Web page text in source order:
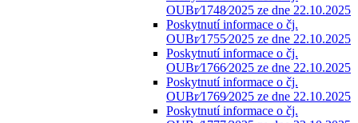
OUBr⁄1748⁄2025 ze dne 22.10.2025
Poskytnutí informace o čj.
OUBr⁄1755⁄2025 ze dne 22.10.2025
Poskytnutí informace o čj.
OUBr⁄1766⁄2025 ze dne 22.10.2025
Poskytnutí informace o čj.
OUBr⁄1769⁄2025 ze dne 22.10.2025
Poskytnutí informace o čj.